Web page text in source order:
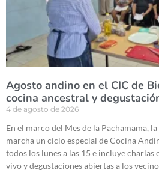
Agosto andino en el CIC de
cocina ancestral y
4 de agosto de 2026
En el marco del Mes de la Pachamama,
marcha un ciclo especial de Cocina
todos los lunes a las 15 e incluye charlas
vivo y degustaciones abiertas a los